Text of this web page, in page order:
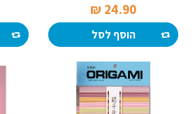
24.90 ₪‎
הוסף לסל